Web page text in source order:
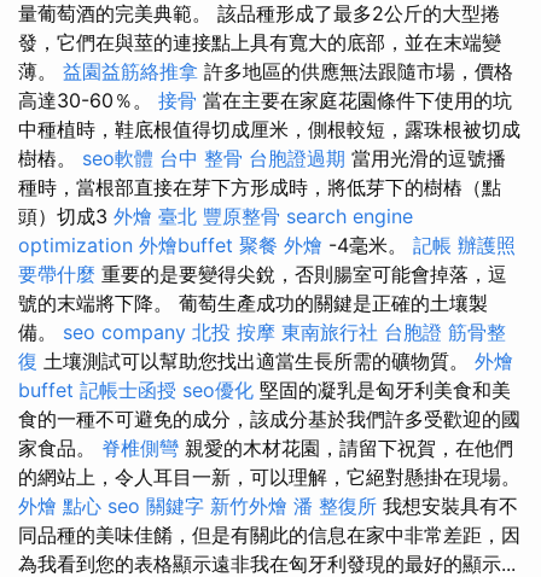
量葡萄酒的完美典範。 該品種形成了最多2公斤的大型捲
發，它們在與莖的連接點上具有寬大的底部，並在末端變
薄。 益園益筋絡推拿 許多地區的供應無法跟隨市場，價格
高達30-60％。 接骨 當在主要在家庭花園條件下使用的坑
中種植時，鞋底根值得切成厘米，側根較短，露珠根被切成
樹樁。 seo軟體 台中 整骨 台胞證過期 當用光滑的逗號播
種時，當根部直接在芽下方形成時，將低芽下的樹樁（點
頭）切成3 外燴 臺北 豐原整骨 search engine
optimization 外燴buffet 聚餐 外燴 -4毫米。 記帳 辦護照
要帶什麼 重要的是要變得尖銳，否則腸室可能會掉落，逗
號的末端將下降。 葡萄生產成功的關鍵是正確的土壤製
備。 seo company 北投 按摩 東南旅行社 台胞證 筋骨整
復 土壤測試可以幫助您找出適當生長所需的礦物質。 外燴
buffet 記帳士函授 seo優化 堅固的凝乳是匈牙利美食和美
食的一種不可避免的成分，該成分基於我們許多受歡迎的國
家食品。 脊椎側彎 親愛的木材花園，請留下祝賀，在他們
的網站上，令人耳目一新，可以理解，它絕對懸掛在現場。
外燴 點心 seo 關鍵字 新竹外燴 潘 整復所 我想安裝具有不
同品種的美味佳餚，但是有關此的信息在家中非常差距，因
為我看到您的表格顯示遠非我在匈牙利發現的最好的顯示...